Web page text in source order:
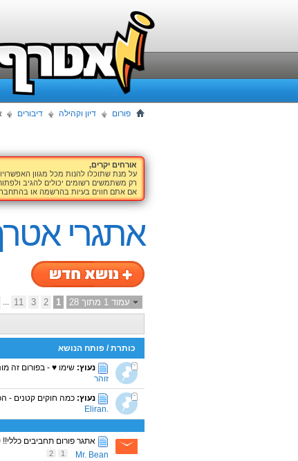
פורום דיון וקהילה דיבורים
אורחים יקרים,
על מנת שתוכלו להנות מכל מגוון
רק משתמשים רשומים יכולים להגיב
אם אתם חווים בעיות בהרשמה או
אתגרי
עמוד 1 מתוך 28 1
2
3
11
...
כותרת/ פותח הנושא
נעוץ: שימו ♥ - בפורום זה
זוהר
נעוץ: כמה חוקים קטנים -
.Eliran
אתגר פורום תחביבים כללי!! 200 נק' + 2 MTRF לראשון!!!
Mr. Bean
1
2